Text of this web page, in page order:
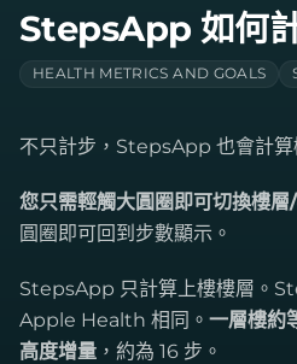
StepsApp 如何
HEALTH METRICS AND GOALS
不只計步，StepsApp 也會計算
您只需輕觸大圓圈即可切換樓
圓圈即可回到步數顯示。
StepsApp 只計算上樓樓層。
Apple Health 相同。 一層樓約
高度增量 ，約為 16 步。